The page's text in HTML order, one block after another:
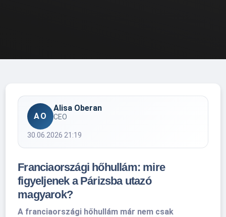
AO
Alisa Oberan
CEO
30.06.2026 21:19
Franciaországi hőhullám: mire
figyeljenek a Párizsba utazó
magyarok?
A franciaországi hőhullám már nem csak